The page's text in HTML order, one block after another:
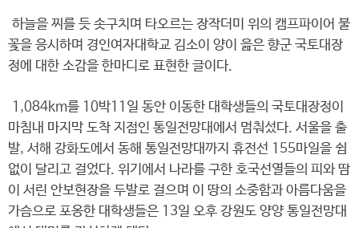
하늘을 찌를 듯 솟구치며 타오르는 장작더미 위의 캠프파이어 불
꽃을 응시하며 경인여자대학교 김소이 양이 읊은 향군 국토대장
정에 대한 소감을 한마디로 표현한 글이다.
1,084km를 10박11일 동안 이동한 대학생들의 국토대장정이
마침내 마지막 도착 지점인 통일전망대에서 멈춰섰다. 서울을 출
발, 서해 강화도에서 동해 통일전망대까지 휴전선 155마일을 쉼
없이 달리고 걸었다. 위기에서 나라를 구한 호국선열들의 피와 땀
이 서린 안보현장을 두발로 걸으며 이 땅의 소중함과 아름다움을
가슴으로 포옹한 대학생들은 13일 오후 강원도 양양 통일전망대